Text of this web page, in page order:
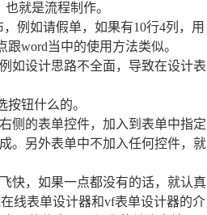
就是流程制作。
例如请假单，如果有10行4列，用
word当中的使用方法类似。
如设计思路不全面，导致在设计表
钮什么的。
侧的表单控件，加入到表单中指定
。另外表单中不加入任何控件，就
快，如果一点都没有的话，就认真
线表单设计器和vf表单设计器的介